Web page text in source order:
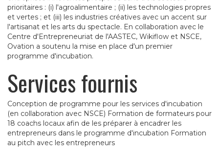
prioritaires : (i) l'agroalimentaire ; (ii) les technologies propres
et vertes ; et (iii) les industries créatives avec un accent sur
l'artisanat et les arts du spectacle. En collaboration avec le
Centre d'Entrepreneuriat de l'AASTEC, Wikiflow et NSCE,
Ovation a soutenu la mise en place d'un premier
programme d'incubation.
Services fournis
Conception de programme pour les services d'incubation
(en collaboration avec NSCE) Formation de formateurs pour
18 coachs locaux afin de les préparer à encadrer les
entrepreneurs dans le programme d'incubation Formation
au pitch avec les entrepreneurs